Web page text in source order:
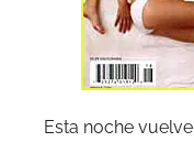
Esta noche vuelve